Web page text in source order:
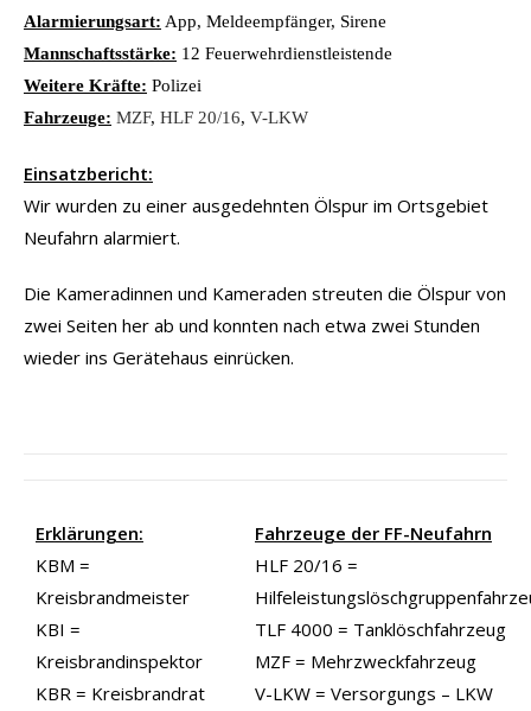
Alarmierungsart: App, Meldeempfänger, Sirene
Mannschaftsstärke: 12 Feuerwehrdienstleistende
Weitere Kräfte: Polizei
Fahrzeuge: MZF, HLF 20/16, V-LKW
Einsatzbericht:
Wir wurden zu einer ausgedehnten Ölspur im Ortsgebiet
Neufahrn alarmiert.
Die Kameradinnen und Kameraden streuten die Ölspur von
zwei Seiten her ab und konnten nach etwa zwei Stunden
wieder ins Gerätehaus einrücken.
Erklärungen:
KBM =
Kreisbrandmeister
KBI =
Kreisbrandinspektor
KBR = Kreisbrandrat
Fahrzeuge der FF-Neufahrn
HLF 20/16 =
TLF 4000 = Tanklöschfahrzeug
MZF = Mehrzweckfahrzeug
V-LKW = Versorgungs – LKW